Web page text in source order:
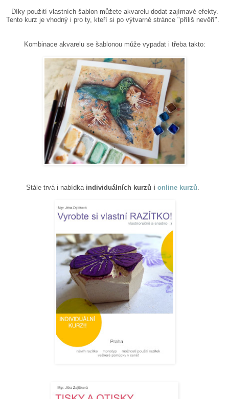
Díky použití vlastních šablon můžete akvarelu dodat zajímavé efekty.
Tento kurz je vhodný i pro ty, kteří si po výtvarné stránce "příliš nevěří".
Kombinace akvarelu se šablonou může vypadat i třeba takto:
Stále trvá i nabídka individuálních kurzů i online kurzů